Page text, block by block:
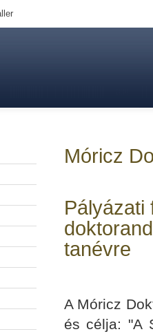
Móricz
Pályázati
tanévre
A Móricz
és célja: "A